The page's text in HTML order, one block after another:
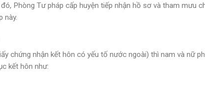
Phòng Tư pháp cấp huyện tiếp nhận hồ sơ và tham mưu
này.
chứng nhận kết hôn có yếu tố nước ngoài) thì nam và nữ
kết hôn như: